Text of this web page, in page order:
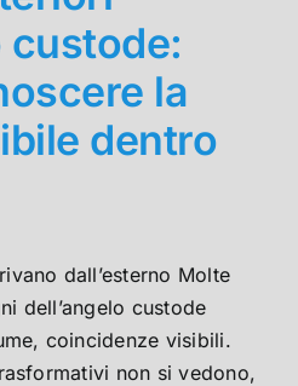
custode:
la
dentro
dall’esterno Molte
dell’angelo custode
coincidenze visibili.
non si vedono,